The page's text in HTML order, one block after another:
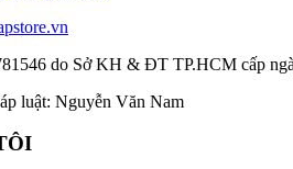
do Sở KH & ĐT TP.HCM cấp
luật: Nguyễn Văn Nam